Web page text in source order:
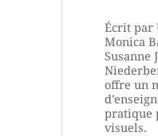
Écrit par
Monica
Susanne
offre un
pratique
visuels.